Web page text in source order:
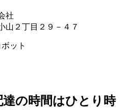
社
山２丁目２９－４７
ット
達の時間はひとり時